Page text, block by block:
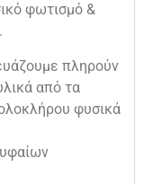
φωτισμό &
πληρούν
από τα
φυσικά